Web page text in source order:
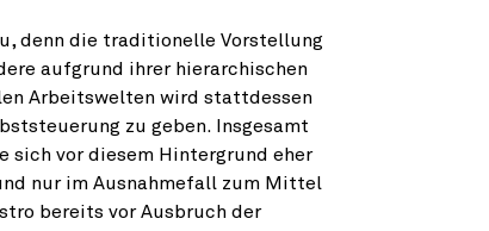
denn die traditionelle Vorstellung
aufgrund ihrer hierarchischen
Arbeitswelten wird stattdessen
zu geben. Insgesamt
sich vor diesem Hintergrund eher
nur im Ausnahmefall zum Mittel
bereits vor Ausbruch der